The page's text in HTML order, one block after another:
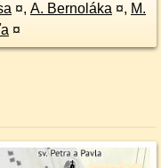
¤, A. Bernoláka ¤, M.
¤